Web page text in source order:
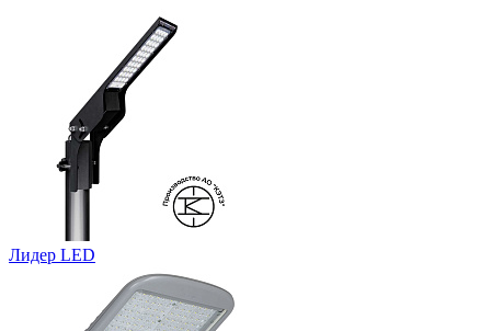
Лидер LED